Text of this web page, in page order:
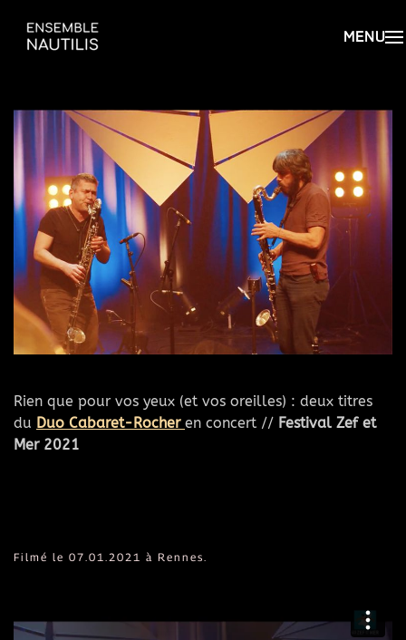
Rien que pour vos yeux (et vos oreilles) : deux titres
du Duo Cabaret-Rocher en concert // Festival Zef et
Mer 2021
Filmé le 07.01.2021 à Rennes.